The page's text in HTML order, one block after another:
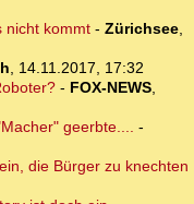
nicht kommt- Zürichsee,
, 14.11.2017, 17:32
- FOX-NEWS,
geerbte.... -
die Bürger zu knechten